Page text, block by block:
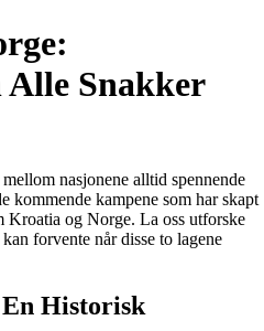
Snakker
nasjonene alltid spennende
kommende kampene som har skapt
Kroatia og Norge. La oss utforske
forvente når disse to lagene
Historisk